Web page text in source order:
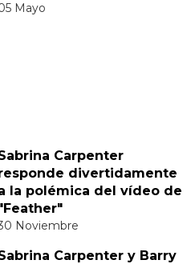
Mayo
Carpenter
divertidamente
la polémica del vídeo de
Noviembre
Carpenter y Barry